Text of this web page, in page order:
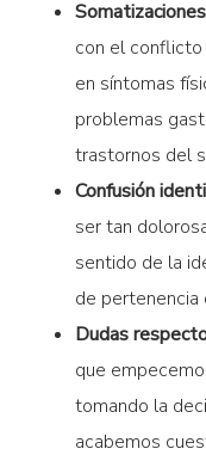
Somatizaciones
con el
en síntomas
problemas
trastornos del
Confusión
ser tan
sentido de la
de
Dudas
que
tomando la
acabemos